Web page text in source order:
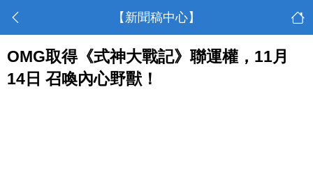
【新聞稿中心】
OMG取得《式神大戰記》聯運權，11月
14日 召喚內心野獸！